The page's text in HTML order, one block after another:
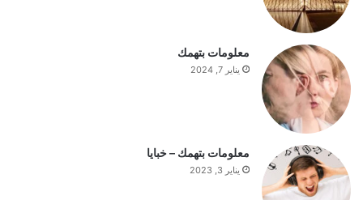
ل
ه
ي
م
ي
و
معلومات بتهمك
يناير 7, 2024
معلومات بتهمك – خبايا
يناير 3, 2023